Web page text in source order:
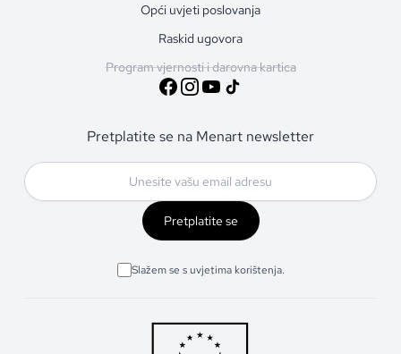
Opći uvjeti poslovanja
Raskid ugovora
Program vjernosti i darovna kartica
Pretplatite se na Menart newsletter
Pretplatite se
Slažem se s uvjetima korištenja.